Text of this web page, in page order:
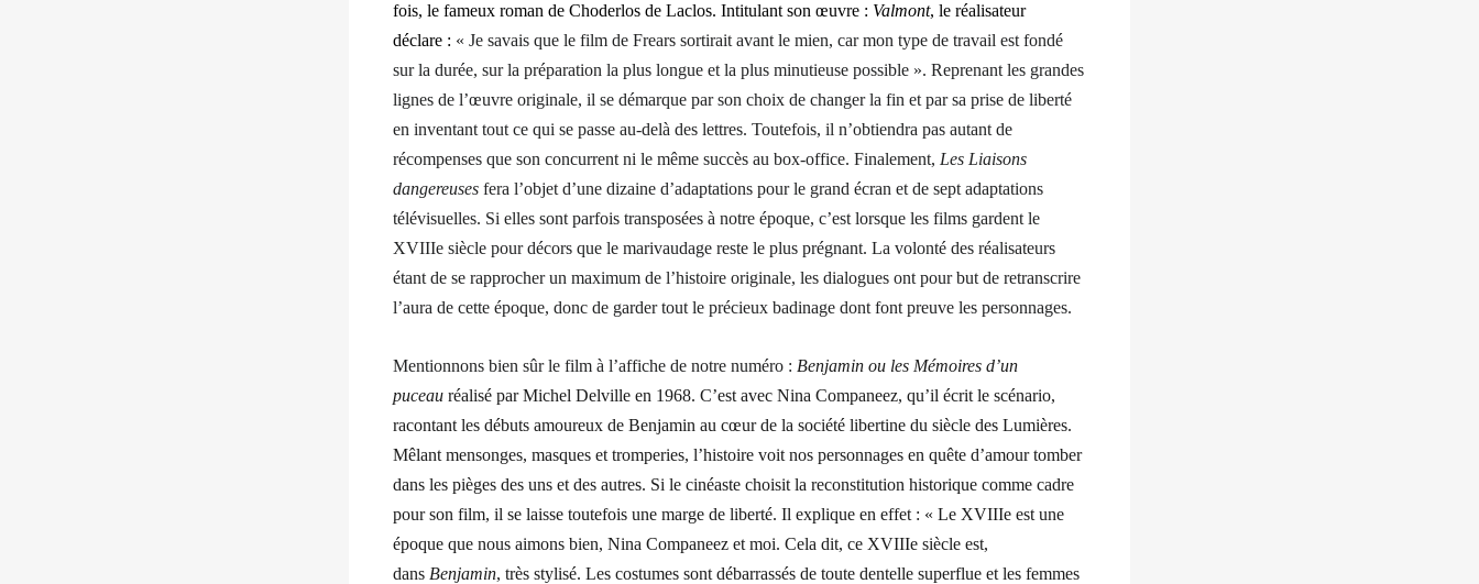
fois, le fameux roman de Choderlos de Laclos. Intitulant son œuvre : Valmont, le réalisateur
déclare : « Je savais que le film de Frears sortirait avant le mien, car mon type de travail est fondé
sur la durée, sur la préparation la plus longue et la plus minutieuse possible ». Reprenant les grandes
lignes de l’œuvre originale, il se démarque par son choix de changer la fin et par sa prise de liberté
en inventant tout ce qui se passe au-delà des lettres. Toutefois, il n’obtiendra pas autant de
récompenses que son concurrent ni le même succès au box-office. Finalement, Les Liaisons
dangereuses fera l’objet d’une dizaine d’adaptations pour le grand écran et de sept adaptations
télévisuelles. Si elles sont parfois transposées à notre époque, c’est lorsque les films gardent le
XVIIIe siècle pour décors que le marivaudage reste le plus prégnant. La volonté des réalisateurs
étant de se rapprocher un maximum de l’histoire originale, les dialogues ont pour but de retranscrire
l’aura de cette époque, donc de garder tout le précieux badinage dont font preuve les personnages.
Mentionnons bien sûr le film à l’affiche de notre numéro : Benjamin ou les Mémoires d’un
puceau réalisé par Michel Delville en 1968. C’est avec Nina Companeez, qu’il écrit le scénario,
racontant les débuts amoureux de Benjamin au cœur de la société libertine du siècle des Lumières.
Mêlant mensonges, masques et tromperies, l’histoire voit nos personnages en quête d’amour tomber
dans les pièges des uns et des autres. Si le cinéaste choisit la reconstitution historique comme cadre
pour son film, il se laisse toutefois une marge de liberté. Il explique en effet : « Le XVIIIe est une
époque que nous aimons bien, Nina Companeez et moi. Cela dit, ce XVIIIe siècle est,
dans Benjamin, très stylisé. Les costumes sont débarrassés de toute dentelle superflue et les femmes